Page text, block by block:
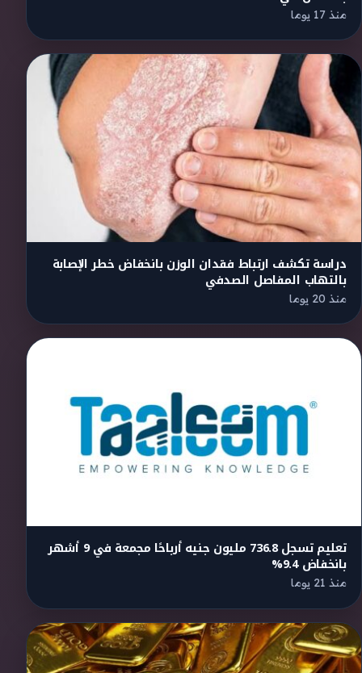
منذ 17 يوما
دراسة تكشف ارتباط فقدان الوزن بانخفاض خطر الإصابة
بالتهاب المفاصل الصدفي
منذ 20 يوما
تعليم تسجل 736.8 مليون جنيه أرباحًا مجمعة في 9 أشهر
بانخفاض 9.4%
منذ 21 يوما